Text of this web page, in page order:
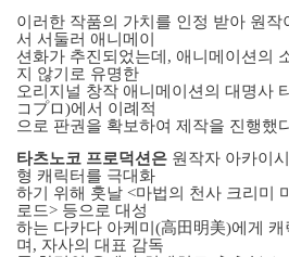
이러한 작품의 가치를 인정 받아 원작
서 서둘러 애니메이
션화가 추진되었는데 , 애니메이션의
지 않기로 유명한
오리지널 창작 애니메이션의 대명사
コプロ)에서 이례적
으로 판권을 확보하여 제작을 진행했
타츠노코 프로덕션은 원작자 아카이
형 캐릭터를 극대화
하기 위해 훗날 <마법의 천사 크리미
로드> 등으로 대성
하는 다카다 아케미 (高田明美)에게 캐
며 , 자사의 대표 감독